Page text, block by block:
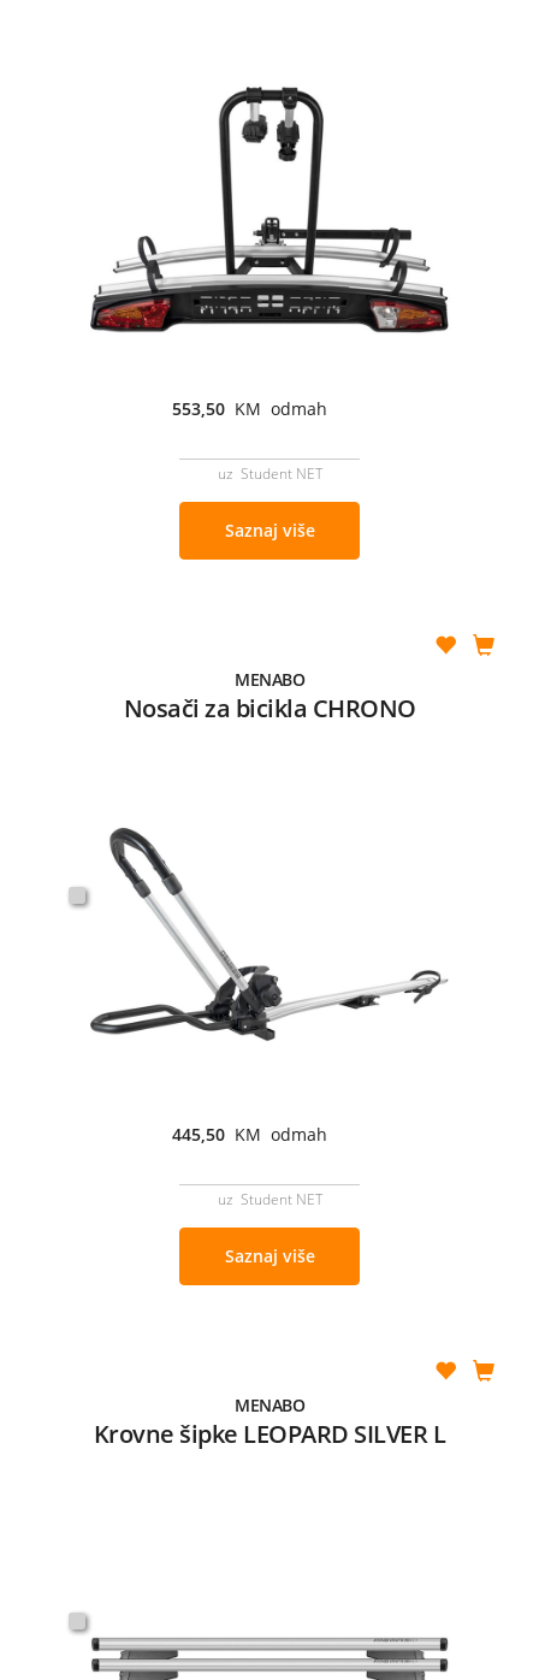
553,50 KM odmah
uz Student NET
Saznaj više
MENABO
Nosači za bicikla CHRONO
445,50 KM odmah
uz Student NET
Saznaj više
MENABO
Krovne šipke LEOPARD SILVER L